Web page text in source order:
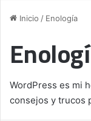
Inicio / Enología
WordPress es mi
consejos y trucos